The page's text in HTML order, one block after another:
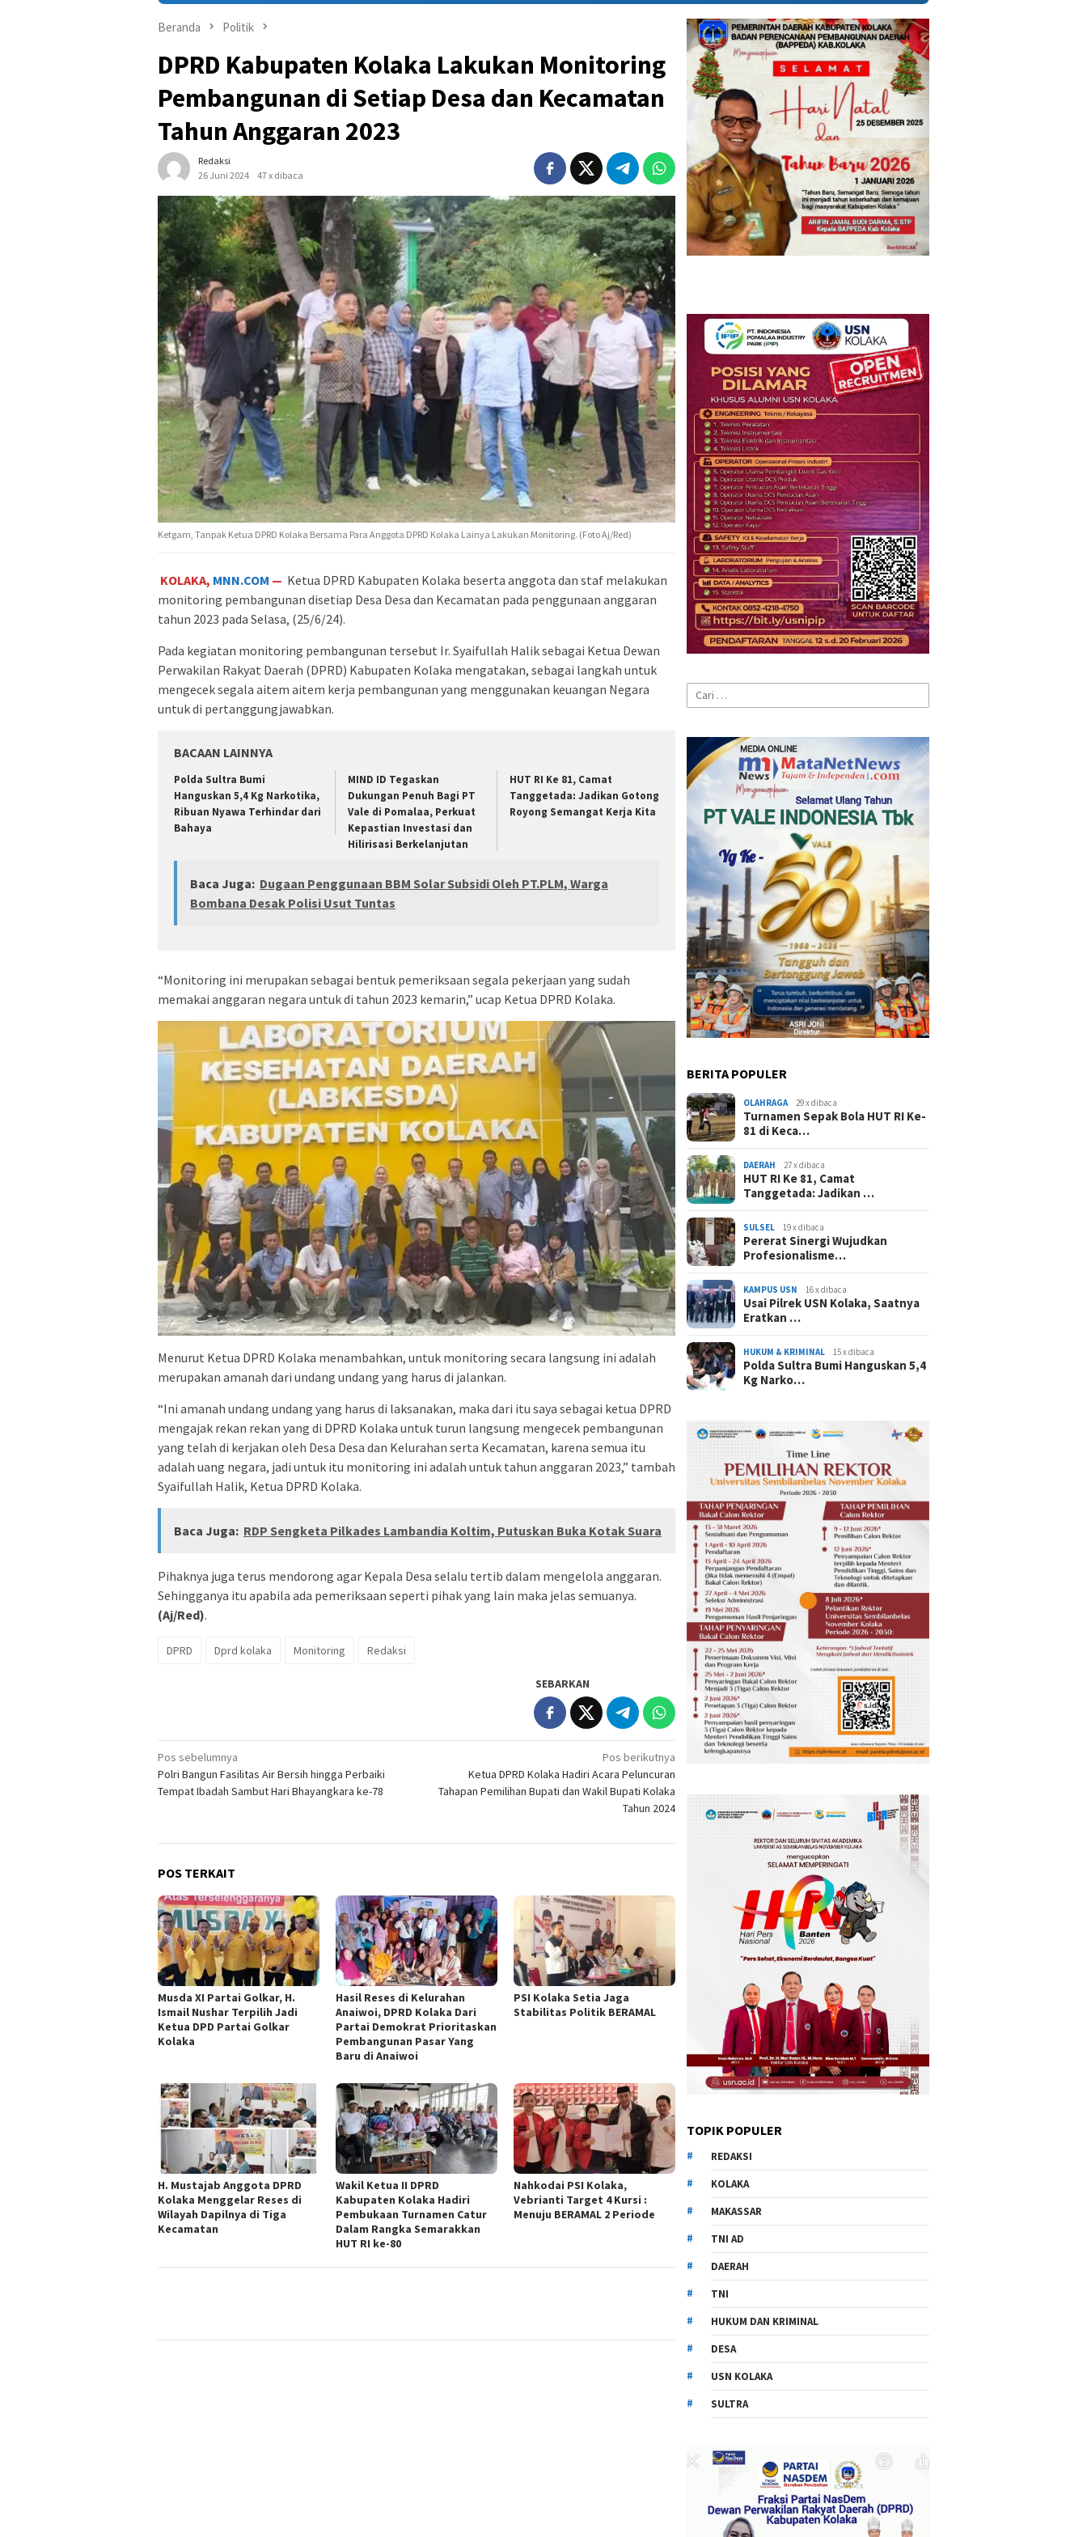
Beranda Politik
DPRD Kabupaten Kolaka Lakukan Monitoring
Pembangunan di Setiap Desa dan Kecamatan
Tahun Anggaran 2023
Redaksi
26 Juni 2024
47 x dibaca
Ketgam, Tanpak Ketua DPRD Kolaka Bersama Para Anggota DPRD Kolaka Lainya Lakukan Monitoring. (Foto Aj/Red)
KOLAKA, MNN.COM — Ketua DPRD Kabupaten Kolaka beserta anggota dan staf melakukan
monitoring pembangunan disetiap Desa Desa dan Kecamatan pada penggunaan anggaran
tahun 2023 pada Selasa, (25/6/24).
Pada kegiatan monitoring pembangunan tersebut Ir. Syaifullah Halik sebagai Ketua Dewan
Perwakilan Rakyat Daerah (DPRD) Kabupaten Kolaka mengatakan, sebagai langkah untuk
mengecek segala aitem aitem kerja pembangunan yang menggunakan keuangan Negara
untuk di pertanggungjawabkan.
BACAAN LAINNYA
Polda Sultra Bumi
Hanguskan 5,4 Kg Narkotika,
Ribuan Nyawa Terhindar dari
Bahaya
MIND ID Tegaskan
Dukungan Penuh Bagi PT
Vale di Pomalaa, Perkuat
Kepastian Investasi dan
Hilirisasi Berkelanjutan
HUT RI Ke 81, Camat
Tanggetada: Jadikan Gotong
Royong Semangat Kerja Kita
Baca Juga: Dugaan Penggunaan BBM Solar Subsidi Oleh PT.PLM, Warga
Bombana Desak Polisi Usut Tuntas
“Monitoring ini merupakan sebagai bentuk pemeriksaan segala pekerjaan yang sudah
memakai anggaran negara untuk di tahun 2023 kemarin,” ucap Ketua DPRD Kolaka.
Menurut Ketua DPRD Kolaka menambahkan, untuk monitoring secara langsung ini adalah
merupakan amanah dari undang undang yang harus di jalankan.
“Ini amanah undang undang yang harus di laksanakan, maka dari itu saya sebagai ketua DPRD
mengajak rekan rekan yang di DPRD Kolaka untuk turun langsung mengecek pembangunan
yang telah di kerjakan oleh Desa Desa dan Kelurahan serta Kecamatan, karena semua itu
adalah uang negara, jadi untuk itu monitoring ini adalah untuk tahun anggaran 2023,” tambah
Syaifullah Halik, Ketua DPRD Kolaka.
Baca Juga: RDP Sengketa Pilkades Lambandia Koltim, Putuskan Buka Kotak Suara
Pihaknya juga terus mendorong agar Kepala Desa selalu tertib dalam mengelola anggaran.
Sehingganya itu apabila ada pemeriksaan seperti pihak yang lain maka jelas semuanya.
(Aj/Red).
DPRD Dprd kolaka Monitoring Redaksi
SEBARKAN
Navigasi
pos
Pos sebelumnya
Polri Bangun Fasilitas Air Bersih hingga Perbaiki
Tempat Ibadah Sambut Hari Bhayangkara ke-78
Pos berikutnya
Ketua DPRD Kolaka Hadiri Acara Peluncuran
Tahapan Pemilihan Bupati dan Wakil Bupati Kolaka
Tahun 2024
POS TERKAIT
Musda XI Partai Golkar, H.
Ismail Nushar Terpilih Jadi
Ketua DPD Partai Golkar
Kolaka
Hasil Reses di Kelurahan
Anaiwoi, DPRD Kolaka Dari
Partai Demokrat Prioritaskan
Pembangunan Pasar Yang
Baru di Anaiwoi
PSI Kolaka Setia Jaga
Stabilitas Politik BERAMAL
H. Mustajab Anggota DPRD
Kolaka Menggelar Reses di
Wilayah Dapilnya di Tiga
Kecamatan
Wakil Ketua II DPRD
Kabupaten Kolaka Hadiri
Pembukaan Turnamen Catur
Dalam Rangka Semarakkan
HUT RI ke-80
Nahkodai PSI Kolaka,
Vebrianti Target 4 Kursi :
Menuju BERAMAL 2 Periode
Cari
untuk:
BERITA POPULER
OLAHRAGA 29 x dibaca
Turnamen Sepak Bola HUT RI Ke-
81 di Keca…
DAERAH 27 x dibaca
HUT RI Ke 81, Camat
Tanggetada: Jadikan …
SULSEL 19 x dibaca
Pererat Sinergi Wujudkan
Profesionalisme…
KAMPUS USN 16 x dibaca
Usai Pilrek USN Kolaka, Saatnya
Eratkan …
HUKUM & KRIMINAL 15 x dibaca
Polda Sultra Bumi Hanguskan 5,4
Kg Narko…
TOPIK POPULER
REDAKSI
KOLAKA
MAKASSAR
TNI AD
DAERAH
TNI
HUKUM DAN KRIMINAL
DESA
USN KOLAKA
SULTRA